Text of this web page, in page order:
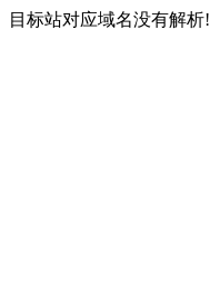
目标站对应域名没有解析!